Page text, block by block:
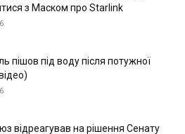
з Маском про Starlink
пішов під воду після потужної
відреагував на рішення Сенату